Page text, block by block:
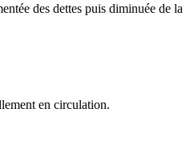
des dettes puis diminuée de la
en circulation.